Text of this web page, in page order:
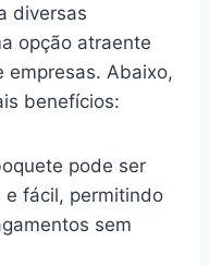
diversas
opção atraente
empresas. Abaixo,
benefícios:
pode ser
fácil, permitindo
sem